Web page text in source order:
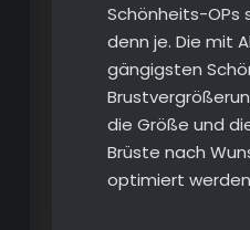
Schönheits-OPs
denn je. Die mit
gängigsten
die Größe und
Brüste nach
optimiert